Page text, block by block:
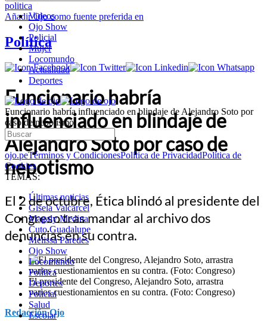
Videos
Ojo Show
Policial
Mujer
Locomundo
Actualidad
Deportes
Funcionario habría influenciado en blindaje de Alejandro Soto por
caso de nepotismo
ojo.peTérminos y CondicionesPolítica de PrivacidadPolítica de
Cookies
TEMAS:
Últimas noticias
Gisela Valcarcel
Magaly Medina
Cuto Guadalupe
Melissa Paredes
Ojo Show
Locomundo
Política
Deportes
Policial
Salud
Escolar
politica
AñadirOjocomo fuente preferida en
Política
Funcionario habría
influenciado en blindaje de
Alejandro Soto por caso de
nepotismo
El 2 de octubre, Ética blindó al presidente del
Congreso tras mandar al archivo dos
denuncias en su contra.
El presidente del Congreso, Alejandro Soto, arrastra
varios cuestionamientos en su contra. (Foto: Congreso)
Redacción Ojo